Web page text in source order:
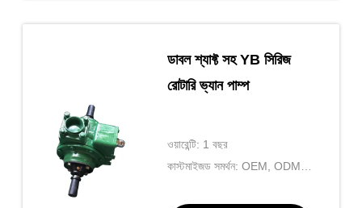
ডাবল শ্যাফ্ট সহ YB সিরিজ
রোটারি ভ্যান পাম্প
ওয়ারেন্টি: 1 বছর
কাস্টমাইজড সমর্থন: OEM, ODM,